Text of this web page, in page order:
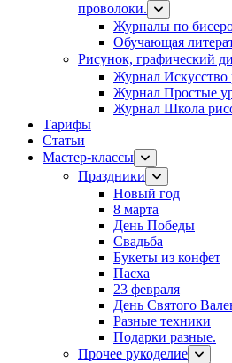
проволоки.
Журналы по
Обучающая
Рисунок, графический
Журнал
Журнал Простые
Журнал Школа
Тарифы
Статьи
Мастер-классы
Праздники
Новый год
8 марта
День Победы
Свадьба
Букеты из конфет
Пасха
23 февраля
День Святого
Разные техники
Подарки разные.
Прочее рукоделие